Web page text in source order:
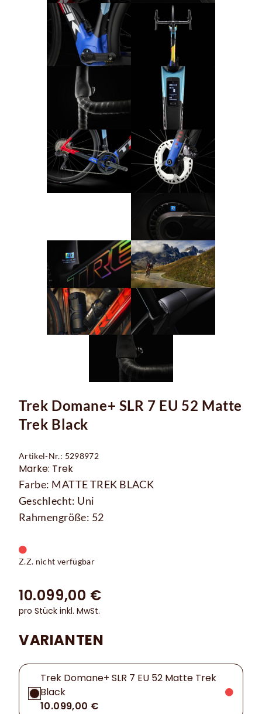
Trek Domane+ SLR 7 EU 52 Matte
Trek Black
Artikel-Nr.: 5298972
Marke: Trek
Farbe: MATTE TREK BLACK
Geschlecht: Uni
Rahmengröße: 52
Z.Z. nicht verfügbar
10.099,00 €
pro Stück inkl. MwSt.
VARIANTEN
Trek Domane+ SLR 7 EU 52 Matte Trek
Black
10.099,00 €